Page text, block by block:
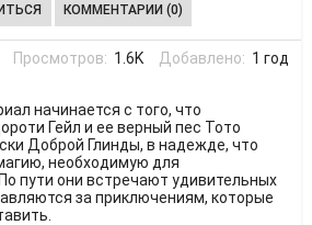
КОММЕНТАРИИ (0)
Просмотров: 1.6K Добавлено: 1 год
начинается с того, что
Гейл и ее верный пес Тото
Доброй Глинды, в надежде, что
необходимую для
пути они встречают удивительных
за приключениям, которые